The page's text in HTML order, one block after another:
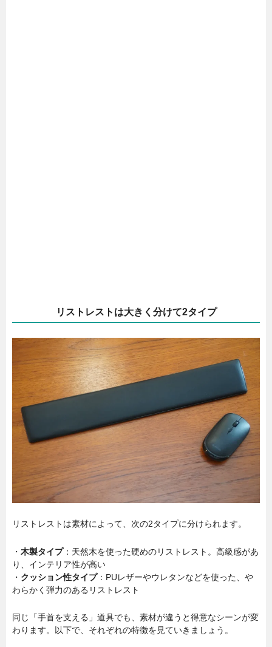
リストレストは大きく分けて2タイプ
リストレストは素材によって、次の2タイプに分けられます。
・ 木製タイプ：天然木を使った硬めのリストレスト。高級感があ
り、インテリア性が高い
・ クッション性タイプ：PUレザーやウレタンなどを使った、や
わらかく弾力のあるリストレスト
同じ「手首を支える」道具でも、素材が違うと得意なシーンが変
わります。以下で、それぞれの特徴を見ていきましょう。